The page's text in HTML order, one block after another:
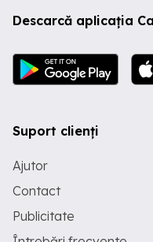
Descarcă aplicația
Suport clienți
Ajutor
Contact
Publicitate